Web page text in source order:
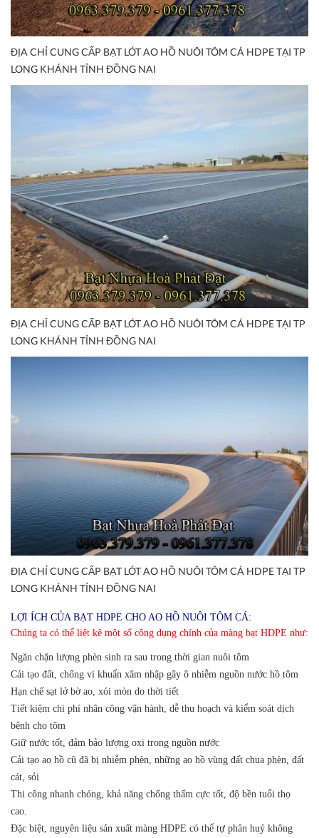
ĐỊA CHỈ CUNG CẤP BẠT LÓT AO HỒ NUÔI TÔM CÁ HDPE TẠI TP
LONG KHÁNH TỈNH ĐỒNG NAI
ĐỊA CHỈ CUNG CẤP BẠT LÓT AO HỒ NUÔI TÔM CÁ HDPE TẠI TP
LONG KHÁNH TỈNH ĐỒNG NAI
ĐỊA CHỈ CUNG CẤP BẠT LÓT AO HỒ NUÔI TÔM CÁ HDPE TẠI TP
LONG KHÁNH TỈNH ĐỒNG NAI
LỢI ÍCH CỦA BẠT HDPE CHO AO HỒ NUÔI TÔM CÁ:
Chúng ta có thể liệt kê một số công dụng chính của màng bạt HDPE như:
Ngăn chặn lượng phèn sinh ra sau trong thời gian nuôi tôm
Cải tạo đất, chống vi khuẩn xâm nhập gây ô nhiễm nguồn nước hồ tôm
Hạn chế sạt lở bờ ao, xói mòn do thời tiết
Tiết kiệm chi phí nhân công vận hành, dễ thu hoạch và kiểm soát dịch
bệnh cho tôm
Giữ nước tốt, đảm bảo lượng oxi trong nguồn nước
Cải tạo ao hồ cũ đã bị nhiễm phèn, những ao hồ vùng đất chua phèn, đất
cát, sỏi
Thi công nhanh chóng, khả năng chống thấm cực tốt, độ bền tuổi thọ
cao.
Đặc biệt, nguyên liệu sản xuất màng HDPE có thể tự phân huỷ không